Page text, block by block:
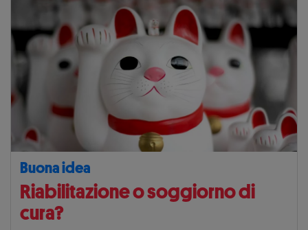
Buona idea
Riabilitazione o soggiorno di
cura?